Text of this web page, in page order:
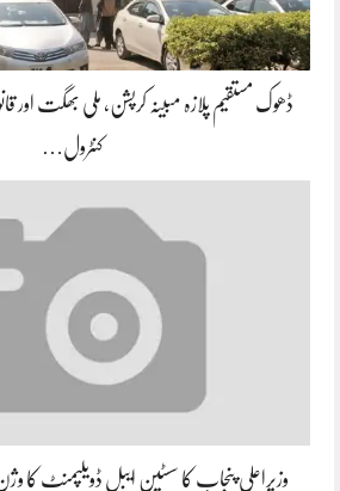
ڈھوک مستقیم پلازہ مبینہ کرپشن، ملی بھگت اور
کنٹرول…
وزیراعلی پنجاب کا سسٹین ایبل ڈویلپمنٹ